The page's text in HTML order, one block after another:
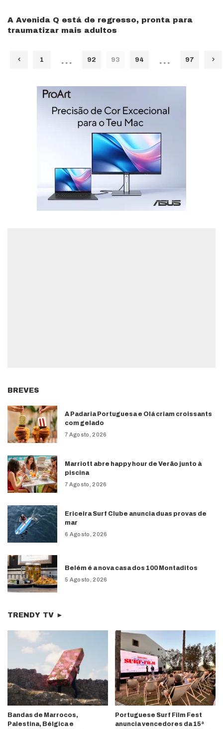
A Avenida Q está de regresso, pronta para
traumatizar mais adultos
1 … 92 93 94 … 97
BREVES
A Padaria Portuguesa e Olá criam croissants
com gelado
7 Agosto, 2026
Marriott abre happy hour de Verão junto à
piscina
7 Agosto, 2026
Ericeira Surf Clube anuncia duas provas de
mar
6 Agosto, 2026
Belém é a nova casa dos 100 Montaditos
5 Agosto, 2026
TRENDY TV ►
Bandas de Marrocos,
Palestina, Bélgica e
Portuguese Surf Film Fest
anuncia vencedores da 15ª